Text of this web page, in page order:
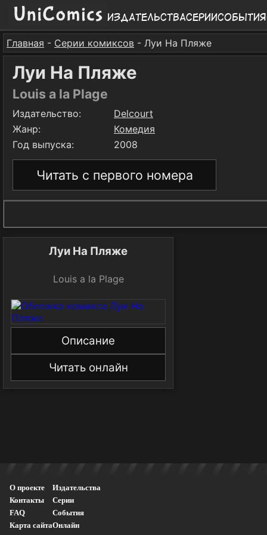
ИздательстваСерииСобытия
Главная - Серии комиксов - Луи На Пляже
Луи На Пляже
Louis a la Plage
Издательство:
Delcourt
Жанр:
Комедия
Год выпуска:
2008
Читать с первого номера
Луи На Пляже
Louis a la Plage
Описание
Читать онлайн
О проекте
Контакты
FAQ
Карта сайта
Издательства
Серии
События
Онлайн